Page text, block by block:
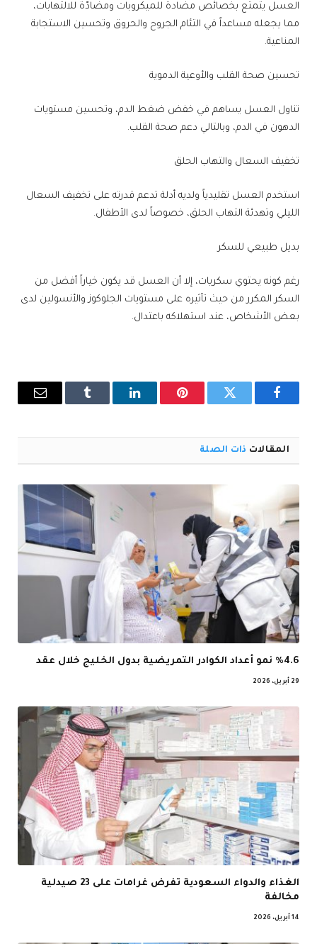
العسل يتمتع بخصائص مضادة للميكروبات ومضادّة للالتهابات،
مما يجعله مساعداً في التئام الجروح والحروق وتحسين الاستجابة
المناعية.
تحسين صحة القلب والأوعية الدموية
تناول العسل يساهم في خفض ضغط الدم، وتحسين مستويات
الدهون في الدم، وبالتالي دعم صحة القلب.
تخفيف السعال والتهاب الحلق
استخدم العسل تقليدياً ولديه أدلة تدعم قدرته على تخفيف السعال
الليلي وتهدئة التهاب الحلق، خصوصاً لدى الأطفال.
بديل طبيعي للسكر
رغم كونه يحتوي سكريات، إلا أن العسل قد يكون خياراً أفضل من
السكر المكرر من حيث تأثيره على مستويات الجلوكوز والأنسولين لدى
بعض الأشخاص، عند استهلاكه باعتدال.
فيسبوك تويتر بينتيريستلينكدإن Tumblr
البريد
المقالات ذات الصلة
%4.6 نمو أعداد الكوادر التمريضية بدول الخليج خلال عقد
29 أبريل، 2026
الغذاء والدواء السعودية تفرض غرامات على 23 صيدلية
مخالفة
14 أبريل، 2026